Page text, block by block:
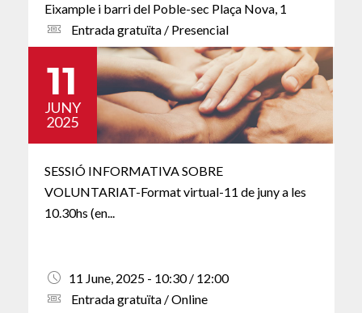
Eixample i barri del Poble-sec Plaça Nova, 1
Entrada gratuïta / Presencial
11
JUNY
2025
SESSIÓ INFORMATIVA SOBRE
VOLUNTARIAT-Format virtual-11 de juny a les
10.30hs (en...
11 June, 2025 - 10:30 / 12:00
Entrada gratuïta / Online